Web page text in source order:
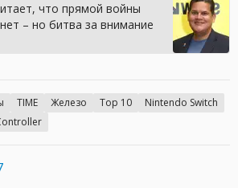
что прямой войны
– но битва за внимание
TIME Железо Top 10
Nintendo Switch